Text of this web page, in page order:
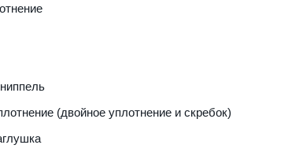
(двойное уплотнение и скребок)